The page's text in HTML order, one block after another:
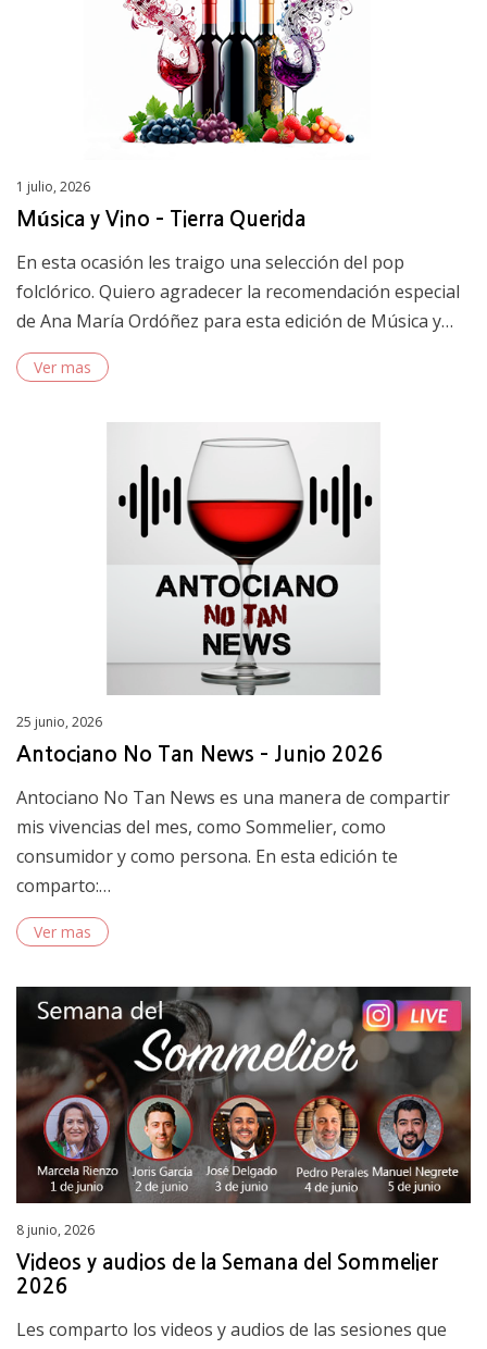
Posted
on
1 julio, 2026
Música y Vino – Tierra Querida
En esta ocasión les traigo una selección del pop
folclórico. Quiero agradecer la recomendación especial
de Ana María Ordóñez para esta edición de Música y…
Ver mas
Posted
on
25 junio, 2026
Antociano No Tan News – Junio 2026
Antociano No Tan News es una manera de compartir
mis vivencias del mes, como Sommelier, como
consumidor y como persona. En esta edición te
comparto:…
Ver mas
Posted
on
8 junio, 2026
Videos y audios de la Semana del Sommelier
2026
Les comparto los videos y audios de las sesiones que